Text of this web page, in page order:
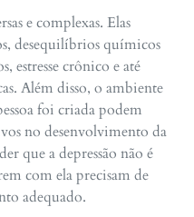
e complexas. Elas
desequilíbrios químicos
estresse crônico e até
Além disso, o ambiente
foi criada podem
no desenvolvimento da
que a depressão não é
com ela precisam de
adequado.